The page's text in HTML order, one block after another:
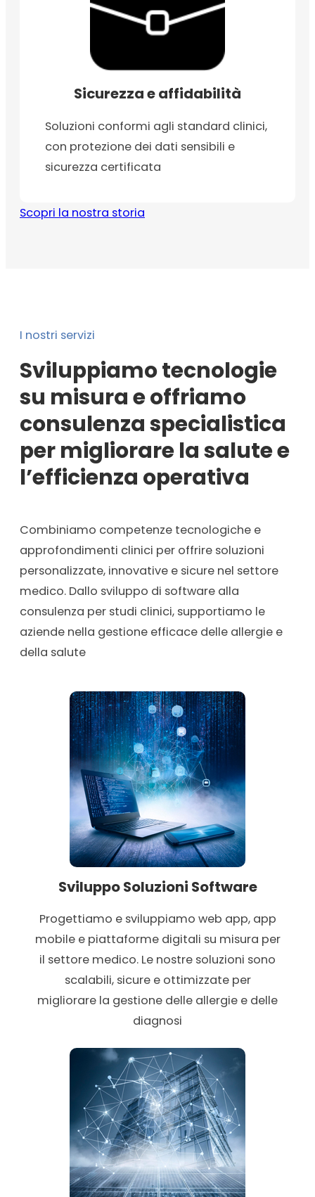
Sicurezza e affidabilità
Soluzioni conformi agli standard clinici,
con protezione dei dati sensibili e
sicurezza certificata
Scopri la nostra storia
I nostri servizi
Sviluppiamo tecnologie
su misura e offriamo
consulenza specialistica
per migliorare la salute e
l’efficienza operativa
Combiniamo competenze tecnologiche e
approfondimenti clinici per offrire soluzioni
personalizzate, innovative e sicure nel settore
medico. Dallo sviluppo di software alla
consulenza per studi clinici, supportiamo le
aziende nella gestione efficace delle allergie e
della salute
Sviluppo Soluzioni Software
Progettiamo e sviluppiamo web app, app
mobile e piattaforme digitali su misura per
il settore medico. Le nostre soluzioni sono
scalabili, sicure e ottimizzate per
migliorare la gestione delle allergie e delle
diagnosi